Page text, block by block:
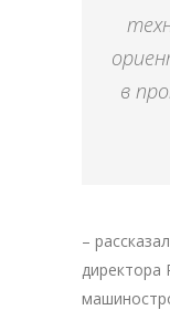
в
–
директора